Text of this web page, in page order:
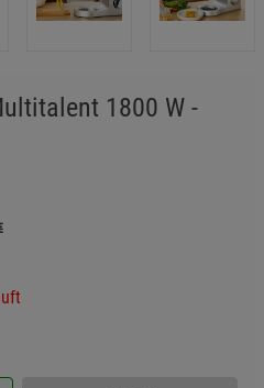
1800 W -